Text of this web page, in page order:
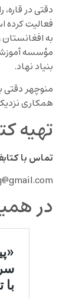
دقتی در قاره،
به
مؤسسه
بنیاد نهاد.
منوچهر دقتی
همکاری
تهیه
تماس با
در